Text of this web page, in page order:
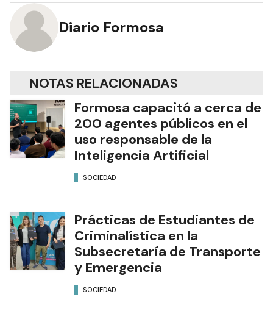
Diario Formosa
NOTAS RELACIONADAS
Formosa capacitó a cerca de
200 agentes públicos en el
uso responsable de la
Inteligencia Artificial
SOCIEDAD
Prácticas de Estudiantes de
Criminalística en la
Subsecretaría de Transporte
y Emergencia
SOCIEDAD